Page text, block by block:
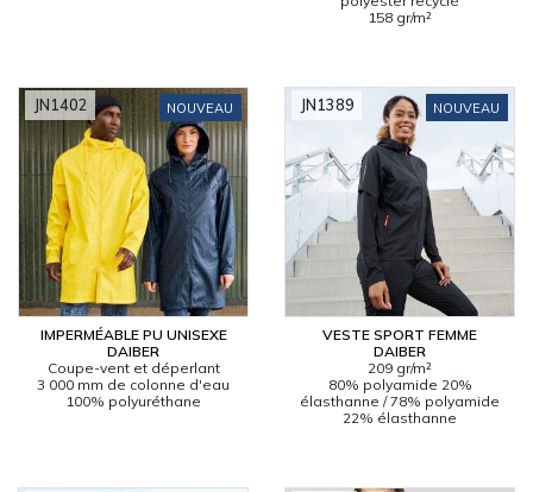
158 gr/m²
NOUVEAU
IMPERMÉABLE PU UNISEXE
DAIBER
Coupe-vent et déperlant
3 000 mm de colonne d'eau
100% polyuréthane
JN1402 NOUVEAU
VESTE SPORT FEMME
DAIBER
209 gr/m²
80% polyamide 20%
élasthanne / 78% polyamide
22% élasthanne
JN1389